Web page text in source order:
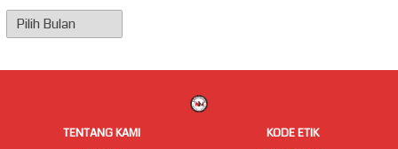
Arsip
Berita
TENTANG KAMI
KODE ETIK